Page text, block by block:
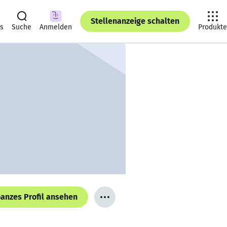
Suche Anmelden
Stellenanzeige schalten
Produkte
Profil ansehen